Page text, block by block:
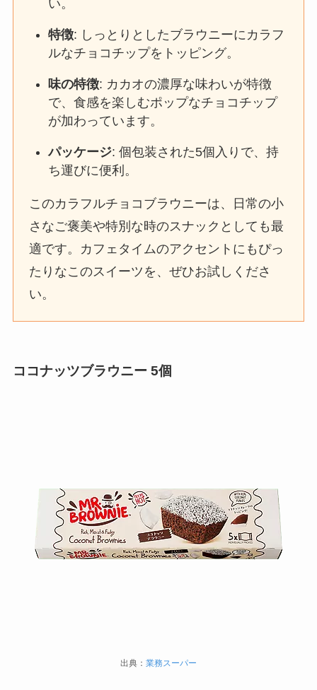
い。
特徴: しっとりとしたブラウニーにカラフ
ルなチョコチップをトッピング。
味の特徴: カカオの濃厚な味わいが特徴
で、食感を楽しむポップなチョコチップ
が加わっています。
パッケージ: 個包装された5個入りで、持
ち運びに便利。
このカラフルチョコブラウニーは、日常の小
さなご褒美や特別な時のスナックとしても最
適です。カフェタイムのアクセントにもぴっ
たりなこのスイーツを、ぜひお試しくださ
い。
ココナッツブラウニー 5個
出典： 業務スーパー